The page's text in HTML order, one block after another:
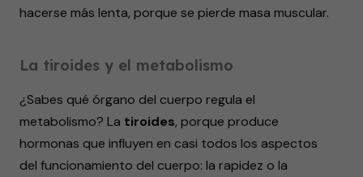
hacerse más lenta, porque se pierde masa muscular.
La tiroides y el metabolismo
¿Sabes qué órgano del cuerpo regula el
metabolismo? La tiroides, porque produce
hormonas que influyen en casi todos los aspectos
del funcionamiento del cuerpo: la rapidez o la